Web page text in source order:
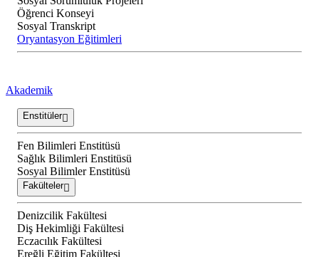
Öğrenci Konseyi
Sosyal Transkript
Oryantasyon Eğitimleri
Akademik
Enstitüler
Fen Bilimleri Enstitüsü
Sağlık Bilimleri Enstitüsü
Sosyal Bilimler Enstitüsü
Fakülteler
Denizcilik Fakültesi
Diş Hekimliği Fakültesi
Eczacılık Fakültesi
Ereğli Eğitim Fakültesi